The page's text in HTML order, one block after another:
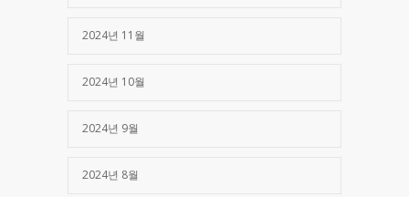
2024년 11월
2024년 10월
2024년 9월
2024년 8월